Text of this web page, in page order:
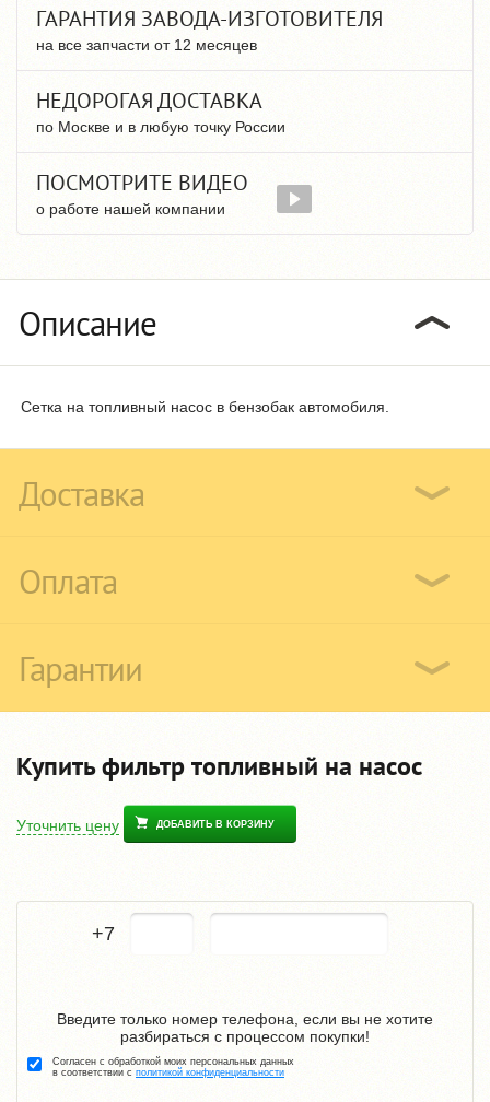
ГАРАНТИЯ ЗАВОДА-ИЗГОТОВИТЕЛЯ
на все запчасти от 12 месяцев
НЕДОРОГАЯ ДОСТАВКА
по Москве и в любую точку России
ПОСМОТРИТЕ ВИДЕО
о работе нашей компании
Описание
Сетка на топливный насос в бензобак автомобиля.
Доставка
Оплата
Гарантии
Купить фильтр топливный на насос
Уточнить цену ДОБАВИТЬ В КОРЗИНУ
+7
Введите только номер телефона, если вы не хотите
разбираться с процессом покупки!
Согласен с обработкой моих персональных данных
в соответствии с политикой конфиденциальности